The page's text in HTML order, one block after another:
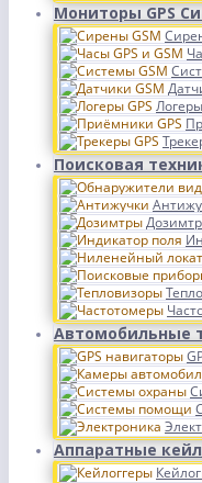
Мониторы GPS
Поисковая
Автомобильные
Аппаратные